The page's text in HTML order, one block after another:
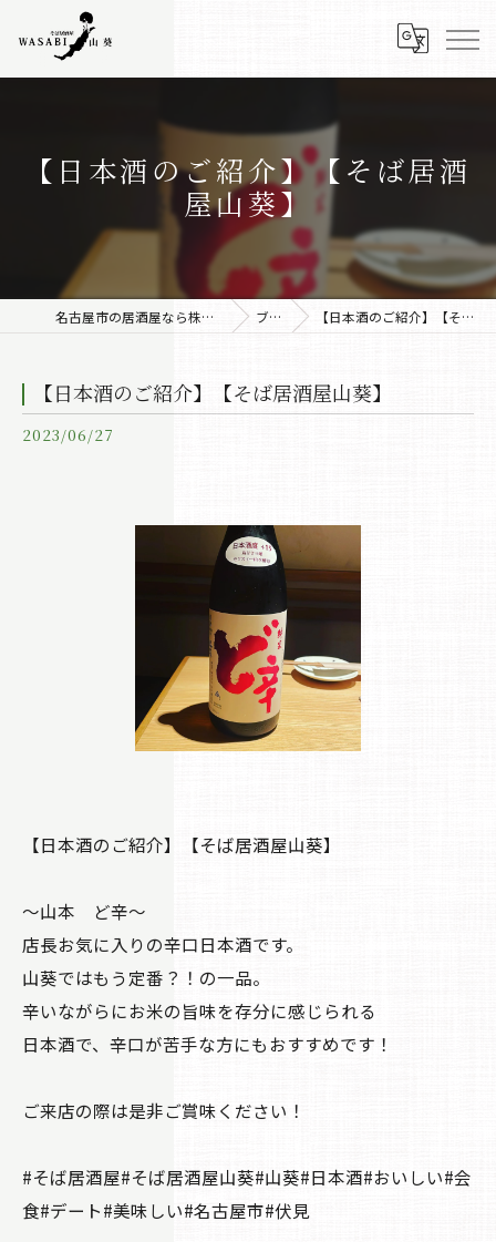
【日本酒のご紹介】【そば居酒
屋山葵】
名古屋市の居酒屋なら株式会社みちしるべ ブログ 【日本酒のご紹介】【そば居酒屋山葵】
【日本酒のご紹介】【そば居酒屋山葵】
2023/06/27
【日本酒のご紹介】【そば居酒屋山葵】
〜山本 ど辛〜
店長お気に入りの辛口日本酒です。
山葵ではもう定番？！の一品。
辛いながらにお米の旨味を存分に感じられる
日本酒で、辛口が苦手な方にもおすすめです！
ご来店の際は是非ご賞味ください！
#そば居酒屋#そば居酒屋山葵#山葵#日本酒#おいしい#会
食#デート#美味しい#名古屋市#伏見